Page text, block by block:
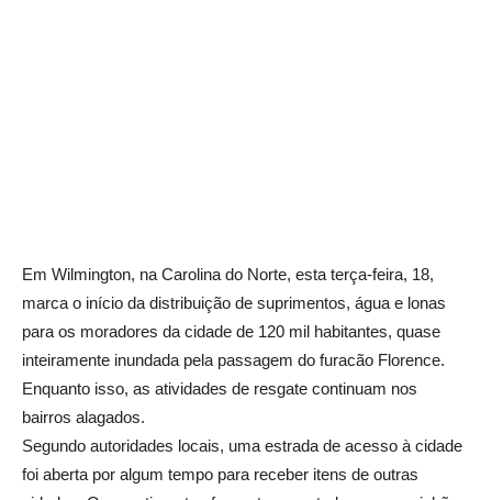
Em Wilmington, na Carolina do Norte, esta terça-feira, 18,
marca o início da distribuição de suprimentos, água e lonas
para os moradores da cidade de 120 mil habitantes, quase
inteiramente inundada pela passagem do furacão Florence.
Enquanto isso, as atividades de resgate continuam nos
bairros alagados.
Segundo autoridades locais, uma estrada de acesso à cidade
foi aberta por algum tempo para receber itens de outras